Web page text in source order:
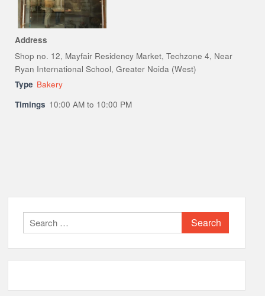
Address
Shop no. 12, Mayfair Residency Market, Techzone 4, Near
Ryan International School, Greater Noida (West)
Type Bakery
Timings 10:00 AM to 10:00 PM
Search
for: